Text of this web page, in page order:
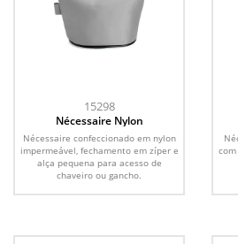
15298
Nécessaire Nylon
Nécessaire confeccionado em nylon
impermeável, fechamento em zíper e
alça pequena para acesso de
chaveiro ou gancho.